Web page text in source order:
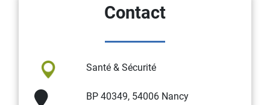
Contact
Santé & Sécurité
BP 40349, 54006 Nancy